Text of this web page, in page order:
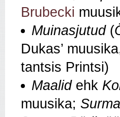
Brubecki
Muinasjutud(
Dukas’
tantsis Printsi)
Maalidehk
muusika;